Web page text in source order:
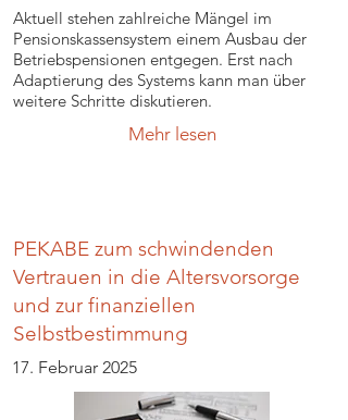
Aktuell stehen zahlreiche Mängel im
Pensionskassensystem einem Ausbau der
Betriebspensionen entgegen. Erst nach
Adaptierung des Systems kann man über
weitere Schritte diskutieren.
Mehr lesen
PEKABE zum schwindenden
Vertrauen in die Altersvorsorge
und zur finanziellen
Selbstbestimmung
17. Februar 2025